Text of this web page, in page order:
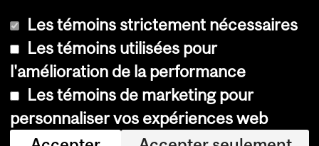
© Université McGill, 2026
Accessibilité
Avis sur les témoins
Les témoins strictement nécessaires
Les témoins utilisées pour
l'amélioration de la performance
Les témoins de marketing pour
personnaliser vos expériences web